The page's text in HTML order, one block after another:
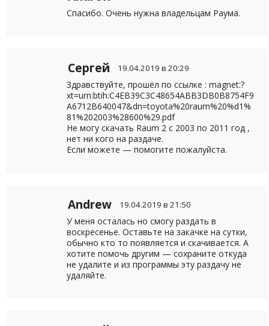
Спасибо. Очень нужна владельцам Раума.
Сергей 19.04.2019 в 20:29
Здравствуйте, прошёл по ссылке : magnet:?
xt=urn:btih:C4EB39C3C48654ABB3DB0B8754F9
A6712B640047&dn=toyota%20raum%20%d1%
81%202003%28600%29.pdf
Не могу скачать Raum 2 с 2003 по 2011 год ,
нет ни кого на раздаче.
Если можете — помогите пожалуйста.
Andrew 19.04.2019 в 21:50
У меня осталась но смогу раздать в
воскресенье. Оставьте на закачке на сутки,
обычно кто то появляется и скачивается. А
хотите помочь другим — сохраните откуда
не удалите и из программы эту раздачу не
удаляйте.